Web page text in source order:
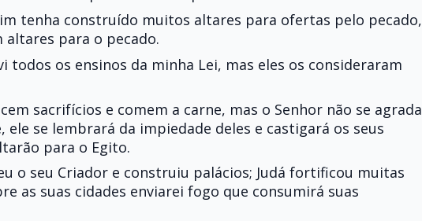
tenha construído muitos altares para ofertas pelo pecado,
altares para o pecado.
todos os ensinos da minha Lei, mas eles os consideraram
sacrifícios e comem a carne, mas o Senhor não se agrada
ele se lembrará da impiedade deles e castigará os seus
para o Egito.
o seu Criador e construiu palácios; Judá fortificou muitas
as suas cidades enviarei fogo que consumirá suas